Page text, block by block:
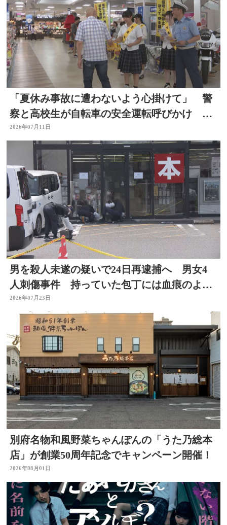
「夏休み事故に遭わないよう心掛けて」 警
察と高校生が自転車の安全運転呼びかけ 大
分
2026年07月11日
男を殺人未遂の疑いで24日再逮捕へ 男女4
人刺傷事件 持っていた包丁には血痕のよう
なもの付着
2026年07月23日
別府名物和風野菜ちゃんぽんの「うた乃総本
店」が創業50周年記念でキャンペーン開催！
2026年08月01日